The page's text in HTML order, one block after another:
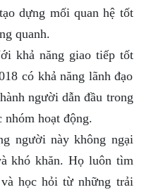
dựng mối quan hệ tốt
quanh.
khả năng giao tiếp tốt
có khả năng lãnh đạo
người dẫn đầu trong
nhóm hoạt động.
người này không ngại
khó khăn. Họ luôn tìm
học hỏi từ những trải